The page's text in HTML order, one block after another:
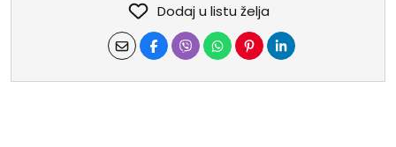
Dodaj u listu želja